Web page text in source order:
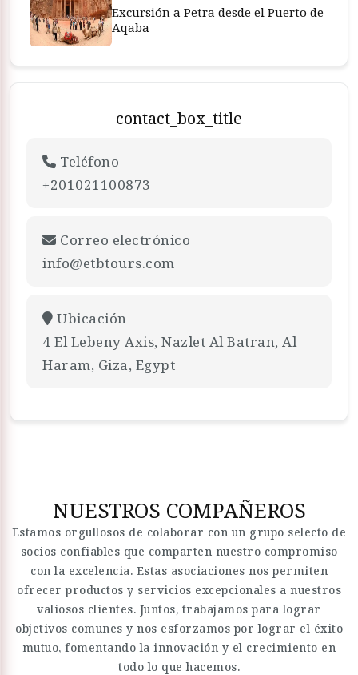
Excursión a Petra desde el Puerto de
Aqaba
contact_box_title
Teléfono
+201021100873
Correo electrónico
info@etbtours.com
Ubicación
4 El Lebeny Axis, Nazlet Al Batran, Al
Haram, Giza, Egypt
NUESTROS COMPAÑEROS
Estamos orgullosos de colaborar con un grupo selecto de
socios confiables que comparten nuestro compromiso
con la excelencia. Estas asociaciones nos permiten
ofrecer productos y servicios excepcionales a nuestros
valiosos clientes. Juntos, trabajamos para lograr
objetivos comunes y nos esforzamos por lograr el éxito
mutuo, fomentando la innovación y el crecimiento en
todo lo que hacemos.